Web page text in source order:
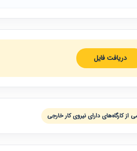
دریافت فایل
از کارگاه‌های دارای نیروی کار خارجی